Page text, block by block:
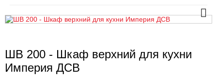
ШВ 200 - Шкаф верхний для кухни
Империя ДСВ